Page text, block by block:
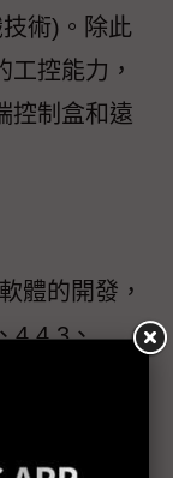
術)。除此
控能力，
控制盒和遠
體的開發，
4.4.3、
並在量產自
發。不管
當豐富，